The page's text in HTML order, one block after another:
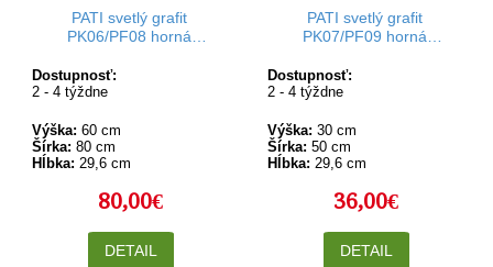
PATI svetlý grafit
PK06/PF08 horná
sklom 80 cm
Dostupnosť:
2 - 4 týždne
Výška: 60 cm
Šírka: 80 cm
Hĺbka: 29,6 cm
80,00€
DETAIL
PATI svetlý grafit
PK07/PF09 horná
skrinka 50 cm
Dostupnosť:
2 - 4 týždne
Výška: 30 cm
Šírka: 50 cm
Hĺbka: 29,6 cm
36,00€
DETAIL